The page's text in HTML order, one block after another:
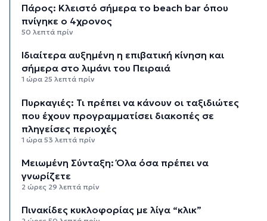
Πάρος: Κλειστό σήμερα το beach bar όπου
πνίγηκε ο 4χρονος
50 λεπτά πρίν
Ιδιαίτερα αυξημένη η επιβατική κίνηση και
σήμερα στο λιμάνι του Πειραιά
1 ώρα 25 λεπτά πρίν
Πυρκαγιές: Τι πρέπει να κάνουν οι ταξιδιώτες
που έχουν προγραμματίσει διακοπές σε
πληγείσες περιοχές
1 ώρα 53 λεπτά πρίν
Μειωμένη Σύνταξη: Όλα όσα πρέπει να
γνωρίζετε
2 ώρες 29 λεπτά πρίν
Πινακίδες κυκλοφορίας με λίγα “κλικ”